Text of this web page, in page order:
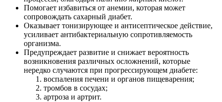
Помогает избавиться от анемии, которая может
сопровождать сахарный диабет.
Оказывает тонизирующее и антисептическое действие,
усиливает антибактериальную сопротивляемость
организма.
Предупреждает развитие и снижает вероятность
возникновения различных осложнений, которые
нередко случаются при прогрессирующем диабете:
воспаления печени и органов пищеварения;
тромбов в сосудах;
артроза и артрит.